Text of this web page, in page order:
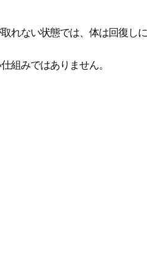
れない状態では、体は回復しに
組みではありません。